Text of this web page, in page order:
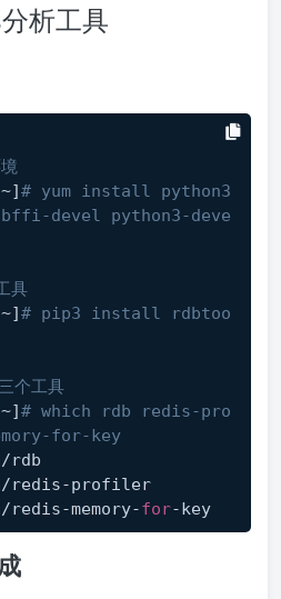
析工具
# yum install python3
devel python3-deve
具
# pip3 install rdbtoo
个工具
# which rdb redis-pro
for-key
rdb
redis-profiler
memory-for-key